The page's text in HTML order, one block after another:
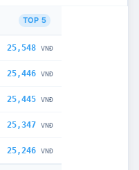
TOP 5
25,548 VNĐ
25,446 VNĐ
25,445 VNĐ
25,347 VNĐ
25,246 VNĐ